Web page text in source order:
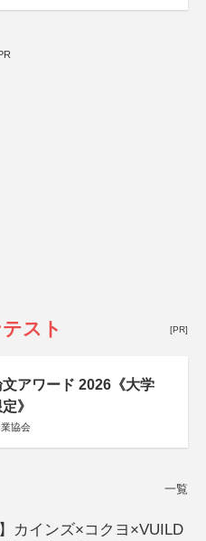
スト [PR]
アワード 2026《大学
》
協会
一覧
】カインズ×コクヨ×VUILD